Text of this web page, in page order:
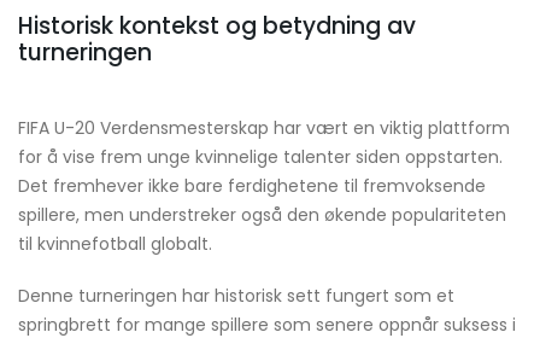
Historisk kontekst og betydning av
turneringen
FIFA U-20 Verdensmesterskap har vært en viktig plattform
for å vise frem unge kvinnelige talenter siden oppstarten.
Det fremhever ikke bare ferdighetene til fremvoksende
spillere, men understreker også den økende populariteten
til kvinnefotball globalt.
Denne turneringen har historisk sett fungert som et
springbrett for mange spillere som senere oppnår suksess i